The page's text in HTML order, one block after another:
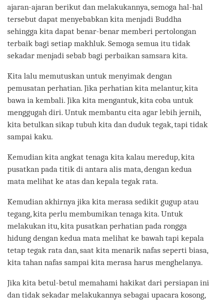
ajaran-ajaran berikut dan melakukannya, semoga hal-hal
tersebut dapat menyebabkan kita menjadi Buddha
sehingga kita dapat benar-benar memberi pertolongan
terbaik bagi setiap makhluk. Semoga semua itu tidak
sekadar menjadi sebab bagi perbaikan samsara kita.
Kita lalu memutuskan untuk menyimak dengan
pemusatan perhatian. Jika perhatian kita melantur, kita
bawa ia kembali. Jika kita mengantuk, kita coba untuk
menggugah diri. Untuk membantu cita agar lebih jernih,
kita betulkan sikap tubuh kita dan duduk tegak, tapi tidak
sampai kaku.
Kemudian kita angkat tenaga kita kalau meredup, kita
pusatkan pada titik di antara alis mata, dengan kedua
mata melihat ke atas dan kepala tegak rata.
Kemudian akhirnya jika kita merasa sedikit gugup atau
tegang, kita perlu membumikan tenaga kita. Untuk
melakukan itu, kita pusatkan perhatian pada rongga
hidung dengan kedua mata melihat ke bawah tapi kepala
tetap tegak rata dan, saat kita menarik nafas seperti biasa,
kita tahan nafas sampai kita merasa harus menghelanya.
Jika kita betul-betul memahami hakikat dari persiapan ini
dan tidak sekadar melakukannya sebagai upacara kosong,